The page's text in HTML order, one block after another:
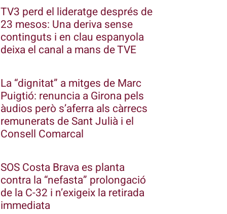
TV3 perd el lideratge després de
23 mesos: Una deriva sense
continguts i en clau espanyola
deixa el canal a mans de TVE
La “dignitat” a mitges de Marc
Puigtió: renuncia a Girona pels
àudios però s’aferra als càrrecs
remunerats de Sant Julià i el
Consell Comarcal
SOS Costa Brava es planta
contra la “nefasta” prolongació
de la C-32 i n’exigeix la retirada
immediata